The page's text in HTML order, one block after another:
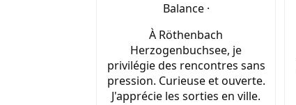
Balance ·
À Röthenbach
Herzogenbuchsee, je
privilégie des rencontres sans
pression. Curieuse et ouverte.
J'apprécie les sorties en ville.